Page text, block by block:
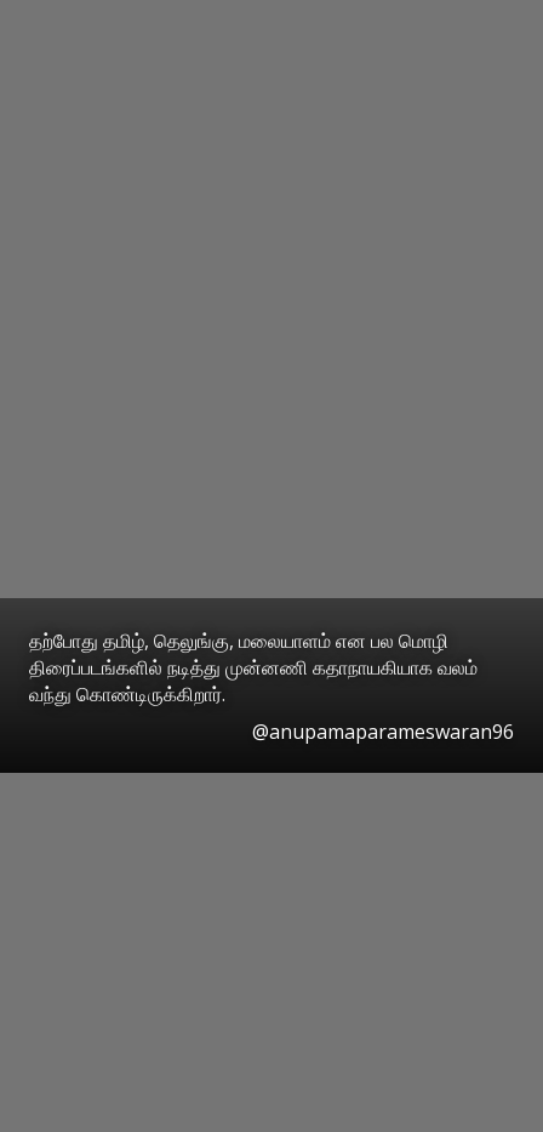
தற்போது தமிழ், தெலுங்கு, மலையாளம் என பல மொழி
திரைப்படங்களில் நடித்து முன்னணி கதாநாயகியாக வலம்
வந்து கொண்டிருக்கிறார்.
@anupamaparameswaran96